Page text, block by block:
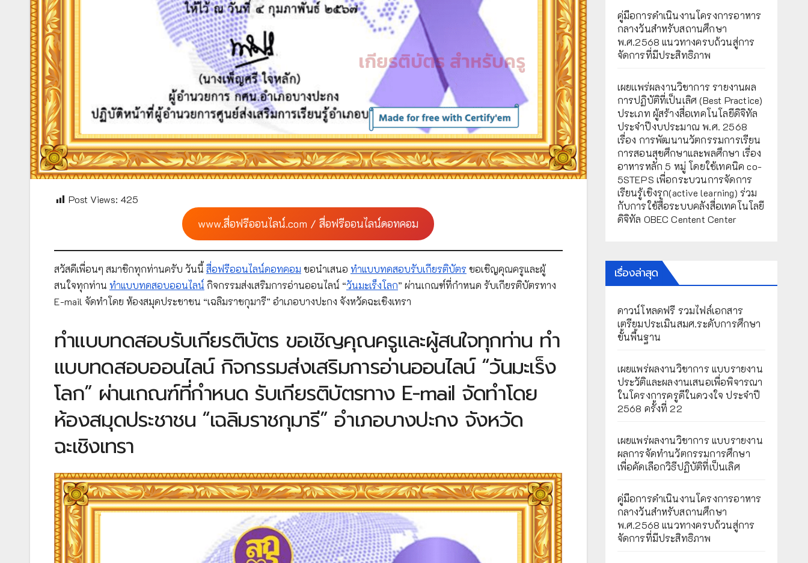
Post Views: 425
www.สื่อฟรีออนไลน์.com / สื่อฟรีออนไลน์ดอทคอม
สวัสดีเพื่อนๆ สมาชิกทุกท่านครับ วันนี้ สื่อฟรีออนไลน์ดอทคอม ขอนำเสนอ ทำแบบทดสอบรับเกียรติบัตร ขอเชิญคุณครูและผู้
สนใจทุกท่าน ทำแบบทดสอบออนไลน์ กิจกรรมส่งเสริมการอ่านออนไลน์ “วันมะเร็งโลก” ผ่านเกณฑ์ที่กำหนด รับเกียรติบัตรทาง
E-mail จัดทำโดย ห้องสมุดประชาชน “เฉลิมราชกุมารี” อำเภอบางปะกง จังหวัดฉะเชิงเทรา
ทำแบบทดสอบรับเกียรติบัตร ขอเชิญคุณครูและผู้สนใจทุกท่าน ทำ
แบบทดสอบออนไลน์ กิจกรรมส่งเสริมการอ่านออนไลน์ “วันมะเร็ง
โลก” ผ่านเกณฑ์ที่กำหนด รับเกียรติบัตรทาง E-mail จัดทำโดย
ห้องสมุดประชาชน “เฉลิมราชกุมารี” อำเภอบางปะกง จังหวัด
ฉะเชิงเทรา
คู่มือการดำเนินงานโครงการอาหาร
กลางวันสำหรับสถานศึกษา
พ.ศ.2568 แนวทางครบถ้วนสู่การ
จัดการที่มีประสิทธิภาพ
เผยเเพร่ผลงานวิชาการ รายงานผล
การปฏิบัติที่เป็นเลิศ (Best Practice)
ประเภท ผู้สร้างสื่อเทคโนโลยีดิจิทัล
ประจำปีงบประมาณ พ.ศ. 2568
เรื่อง การพัฒนานวัตกรรมการเรียน
การสอนสุขศึกษาและพลศึกษา เรื่อง
อาหารหลัก 5 หมู่ โดยใช้เทคนิค co-
5STEPS เพื่อกระบวนการจัดการ
เรียนรู้เชิงรุก(active learning) ร่วม
กับการใช้สื่อระบบคลังสื่อเทคโนโลยี
ดิจิทัล OBEC Centent Center
เรื่องล่าสุด
ดาวน์โหลดฟรี รวมไฟล์เอกสาร
เตรียมประเมินสมศ.ระดับการศึกษา
ขั้นพื้นฐาน
เผยแพร่ผลงานวิชาการ แบบรายงาน
ประวัติและผลงานเสนอเพื่อพิจารณา
ในโครงการครูดีในดวงใจ ประจำปี
2568 ครั้งที่ 22
เผยแพร่ผลงานวิชาการ แบบรายงาน
ผลการจัดทำนวัตกรรมการศึกษา
เพื่อคัดเลือกวิธีปฏิบัติที่เป็นเลิศ
คู่มือการดำเนินงานโครงการอาหาร
กลางวันสำหรับสถานศึกษา
พ.ศ.2568 แนวทางครบถ้วนสู่การ
จัดการที่มีประสิทธิภาพ